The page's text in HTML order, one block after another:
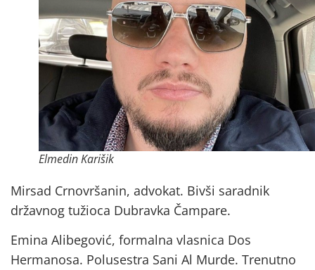
Elmedin Karišik
Mirsad Crnovršanin, advokat. Bivši saradnik
državnog tužioca Dubravka Čampare.
Emina Alibegović, formalna vlasnica Dos
Hermanosa. Polusestra Sani Al Murde. Trenutno